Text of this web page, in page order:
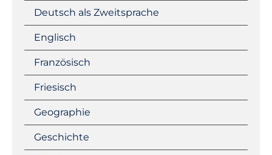
Deutsch als Zweitsprache
Englisch
Französisch
Friesisch
Geographie
Geschichte